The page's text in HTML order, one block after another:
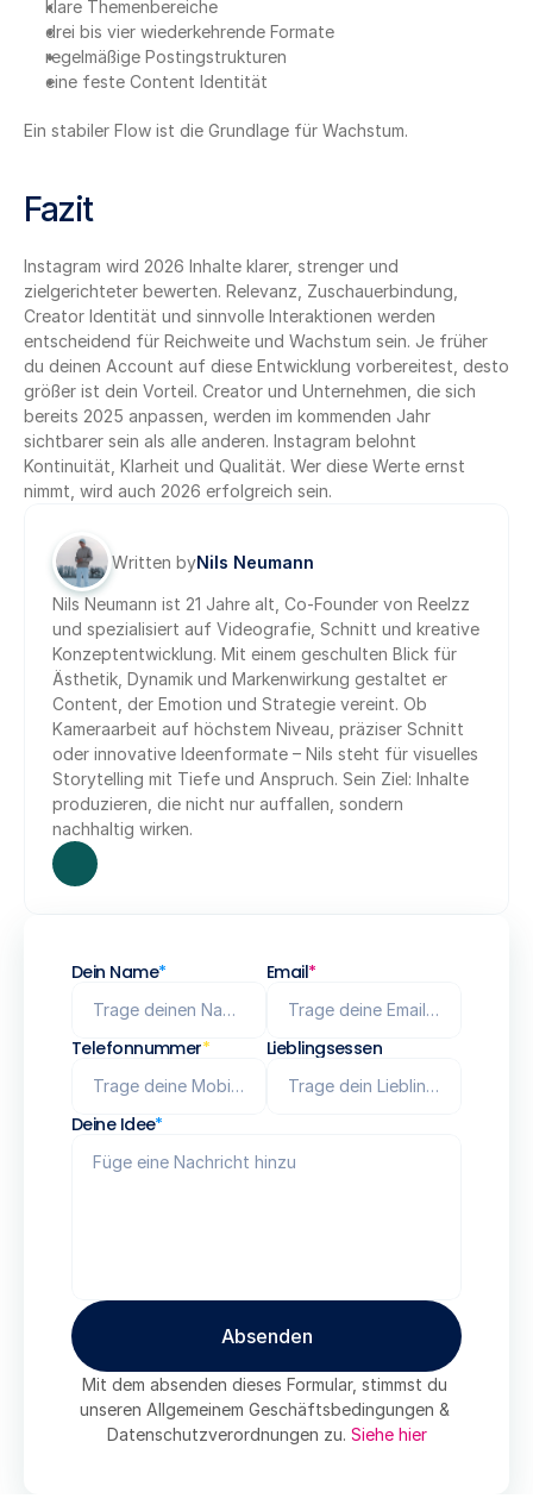
klare Themenbereiche
drei bis vier wiederkehrende Formate
regelmäßige Postingstrukturen
eine feste Content Identität
Ein stabiler Flow ist die Grundlage für Wachstum.
Fazit
Instagram wird 2026 Inhalte klarer, strenger und
zielgerichteter bewerten. Relevanz, Zuschauerbindung,
Creator Identität und sinnvolle Interaktionen werden
entscheidend für Reichweite und Wachstum sein. Je früher
du deinen Account auf diese Entwicklung vorbereitest, desto
größer ist dein Vorteil. Creator und Unternehmen, die sich
bereits 2025 anpassen, werden im kommenden Jahr
sichtbarer sein als alle anderen. Instagram belohnt
Kontinuität, Klarheit und Qualität. Wer diese Werte ernst
nimmt, wird auch 2026 erfolgreich sein.
Written byNils Neumann
Nils Neumann ist 21 Jahre alt, Co-Founder von Reelzz
und spezialisiert auf Videografie, Schnitt und kreative
Konzeptentwicklung. Mit einem geschulten Blick für
Ästhetik, Dynamik und Markenwirkung gestaltet er
Content, der Emotion und Strategie vereint. Ob
Kameraarbeit auf höchstem Niveau, präziser Schnitt
oder innovative Ideenformate – Nils steht für visuelles
Storytelling mit Tiefe und Anspruch. Sein Ziel: Inhalte
produzieren, die nicht nur auffallen, sondern
nachhaltig wirken.
Dein Name* Email*
Telefonnummer* Lieblingsessen
Deine Idee*
Absenden
Absenden
Mit dem absenden dieses Formular, stimmst du
unseren Allgemeinem Geschäftsbedingungen &
Datenschutzverordnungen zu. Siehe hier